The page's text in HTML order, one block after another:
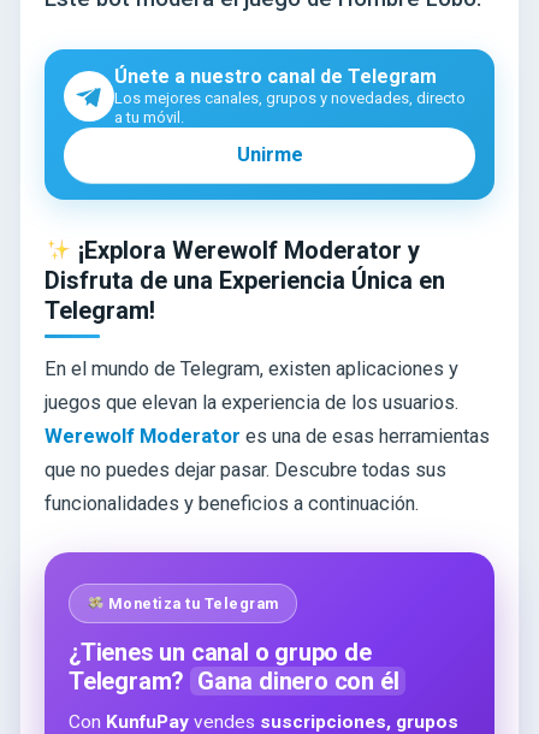
Únete a nuestro canal de Telegram
Los mejores canales, grupos y novedades, directo
a tu móvil.
Unirme
¡Explora Werewolf Moderator y
Disfruta de una Experiencia Única en
Telegram!
En el mundo de Telegram, existen aplicaciones y
juegos que elevan la experiencia de los usuarios.
Werewolf Moderator es una de esas herramientas
que no puedes dejar pasar. Descubre todas sus
funcionalidades y beneficios a continuación.
Monetiza tu Telegram
¿Tienes un canal o grupo de
Telegram? Gana dinero con él
Con KunfuPay vendes suscripciones, grupos